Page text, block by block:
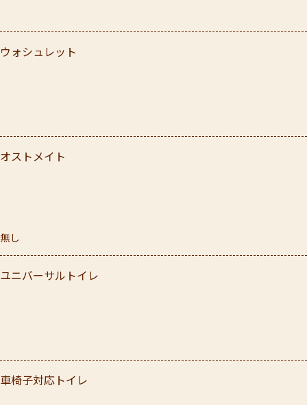
ウォシュレット
オストメイト
無し
ユニバーサルトイレ
車椅子対応トイレ